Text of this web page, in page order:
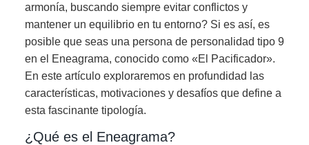
armonía, buscando siempre evitar conflictos y
mantener un equilibrio en tu entorno? Si es así, es
posible que seas una persona de personalidad tipo 9
en el Eneagrama, conocido como «El Pacificador».
En este artículo exploraremos en profundidad las
características, motivaciones y desafíos que define a
esta fascinante tipología.
¿Qué es el Eneagrama?